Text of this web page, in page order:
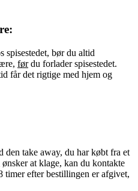
spisestedet, bør du altid
førdu forlader spisestedet.
får det rigtige med hjem og
take away, du har købt fra et
at klage, kan du kontakte
timer efter bestillingen er afgivet,